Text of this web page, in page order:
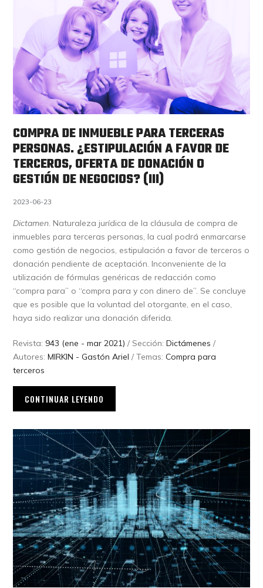
COMPRA DE INMUEBLE PARA TERCERAS
PERSONAS. ¿ESTIPULACIÓN A FAVOR DE
TERCEROS, OFERTA DE DONACIÓN O
GESTIÓN DE NEGOCIOS? (III)
2023-06-23
Dictamen. Naturaleza jurídica de la cláusula de compra de
inmuebles para terceras personas, la cual podrá enmarcarse
como gestión de negocios, estipulación a favor de terceros o
donación pendiente de aceptación. Inconveniente de la
utilización de fórmulas genéricas de redacción como
“compra para” o “compra para y con dinero de”. Se concluye
que es posible que la voluntad del otorgante, en el caso,
haya sido realizar una donación diferida.
Revista: 943 (ene - mar 2021) / Sección:Dictámenes /
Autores:MIRKIN - Gastón Ariel / Temas:Compra para
terceros
CONTINUAR LEYENDO